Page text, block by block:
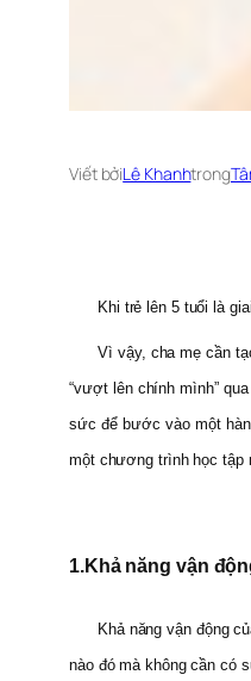
Viết bởiLê Khanhtrong
Khi trẻ lên 5 tuổi là
Vì vậy, cha mẹ cần
“vượt lên chính mình”
sức để bước vào một
một chương trình học tập
1.Khả năng vận
Khả năng vận động
nào đó mà không cần có